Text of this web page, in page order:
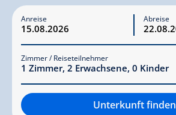
Anreise Abreise
Zimmer / Reiseteilnehmer
1 Zimmer, 2 Erwachsene, 0 Kinder
Unterkunft finden